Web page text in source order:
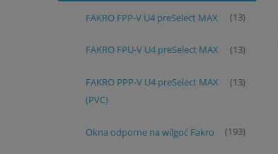
FAKRO FPP-V U4 preSelect MAX (13)
FAKRO FPU-V U4 preSelect MAX (13)
FAKRO PPP-V U4 preSelect MAX
(PVC)
(13)
Okna odporne na wilgoć Fakro (193)